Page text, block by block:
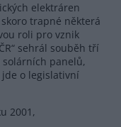
elektráren
trapné některá
roli pro vznik
sehrál souběh tří
panelů,
o legislativní
2001,